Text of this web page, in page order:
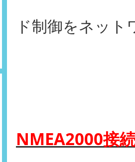
ド制御をネッ
NMEA2000接